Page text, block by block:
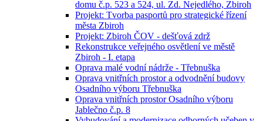
domu č.p. 523 a 524, ul. Zd. Nejedlého, Zbiroh
Projekt: Tvorba pasportů pro strategické řízení
města Zbiroh
Projekt: Zbiroh ČOV - dešťová zdrž
Rekonstrukce veřejného osvětlení ve městě
Zbiroh - I. etapa
Oprava malé vodní nádrže - Třebnuška
Oprava vnitřních prostor a odvodnění budovy
Osadního výboru Třebnuška
Oprava vnitřních prostor Osadního výboru
Jablečno č.p. 8